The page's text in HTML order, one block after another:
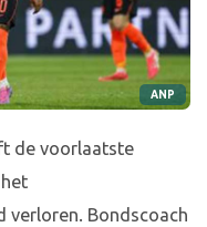
ANP
de voorlaatste
verloren. Bondscoach